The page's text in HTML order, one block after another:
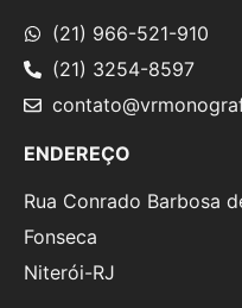
(21) 966-521-910
(21) 3254-8597
ENDEREÇO
Rua Conrado Barbosa
Fonseca
Niterói-RJ